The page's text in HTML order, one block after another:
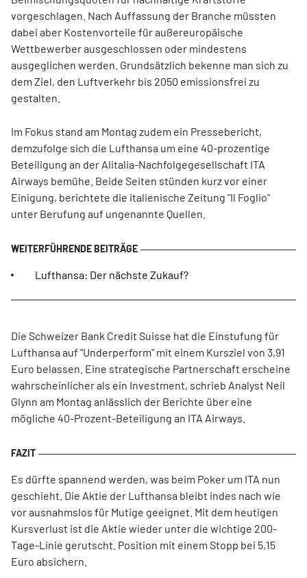
vorgeschlagen. Nach Auffassung der Branche müssten
dabei aber Kostenvorteile für außereuropäische
Wettbewerber ausgeschlossen oder mindestens
ausgeglichen werden. Grundsätzlich bekenne man sich zu
dem Ziel, den Luftverkehr bis 2050 emissionsfrei zu
gestalten.
Im Fokus stand am Montag zudem ein Pressebericht,
demzufolge sich die Lufthansa um eine 40-prozentige
Beteiligung an der Alitalia-Nachfolgegesellschaft ITA
Airways bemühe. Beide Seiten stünden kurz vor einer
Einigung, berichtete die italienische Zeitung "Il Foglio"
unter Berufung auf ungenannte Quellen.
Lufthansa: Der nächste Zukauf?
Die Schweizer Bank Credit Suisse hat die Einstufung für
Lufthansa auf "Underperform" mit einem Kursziel von 3,91
Euro belassen. Eine strategische Partnerschaft erscheine
wahrscheinlicher als ein Investment, schrieb Analyst Neil
Glynn am Montag anlässlich der Berichte über eine
mögliche 40-Prozent-Beteiligung an ITA Airways.
Es dürfte spannend werden, was beim Poker um ITA nun
geschieht. Die Aktie der Lufthansa bleibt indes nach wie
vor ausnahmslos für Mutige geeignet. Mit dem heutigen
Kursverlust ist die Aktie wieder unter die wichtige 200-
Tage-Linie gerutscht. Position mit einem Stopp bei 5,15
Euro absichern.